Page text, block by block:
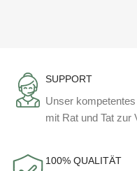
SUPPORT
Unser
mit Rat und Tat zur
100% QUALITÄT